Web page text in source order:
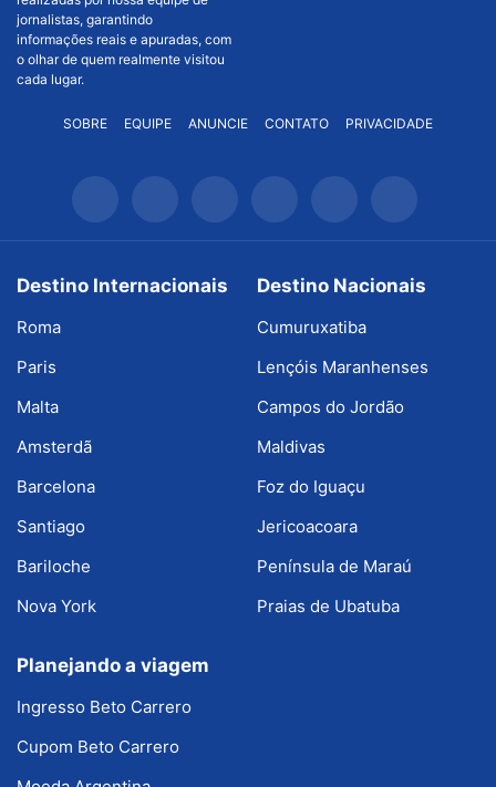
jornalistas, garantindo
informações reais e apuradas, com
o olhar de quem realmente visitou
cada lugar.
SOBRE EQUIPE ANUNCIE CONTATO PRIVACIDADE
Destino Internacionais
Roma
Paris
Malta
Amsterdã
Barcelona
Santiago
Bariloche
Nova York
Destino Nacionais
Cumuruxatiba
Lençóis Maranhenses
Campos do Jordão
Maldivas
Foz do Iguaçu
Jericoacoara
Península de Maraú
Praias de Ubatuba
Planejando a viagem
Ingresso Beto Carrero
Cupom Beto Carrero